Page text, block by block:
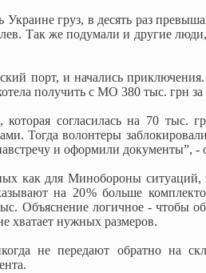
Украине груз, в десять раз
Так же подумали и другие
порт, и начались
получить с МО 380 тыс. грн за
согласилась на 70 тыс.
Тогда волонтеры
и оформили документы”, -
как для Минобороны ситуаций,
на 20 % больше
Объяснение логичное - чтобы
хватает нужных размеров.
не передают обратно на